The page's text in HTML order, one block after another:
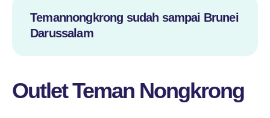
Temannongkrong sudah sampai Brunei
Darussalam
Outlet Teman Nongkrong